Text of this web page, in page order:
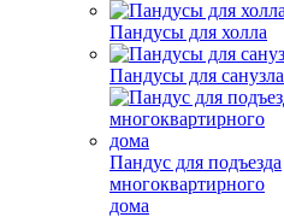
Пандусы для холла
Пандусы для санузла
Пандус для подъезда
многоквартирного
дома